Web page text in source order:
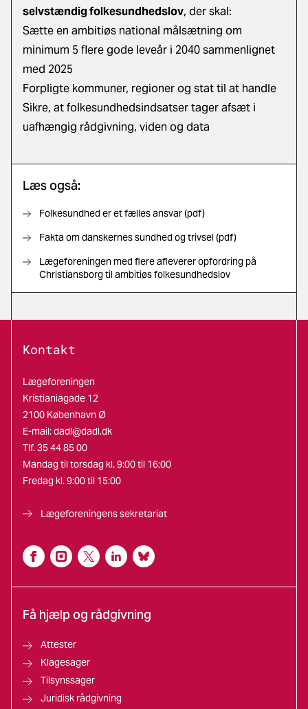
selvstændig folkesundhedslov, der skal:
Sætte en ambitiøs national målsætning om
minimum 5 flere gode leveår i 2040 sammenlignet
med 2025
Forpligte kommuner, regioner og stat til at handle
Sikre, at folkesundhedsindsatser tager afsæt i
uafhængig rådgivning, viden og data
Læs også:
Folkesundhed er et fælles ansvar (pdf)
Fakta om danskernes sundhed og trivsel (pdf)
Lægeforeningen med flere afleverer opfordring på
Christiansborg til ambitiøs folkesundhedslov
Kontakt
Lægeforeningen
Kristianiagade 12
2100 København Ø
E-mail:dadl@dadl.dk
Tlf. 35 44 85 00
Mandag til torsdag kl. 9:00 til 16:00
Fredag kl. 9:00 til 15:00
Lægeforeningens sekretariat
Få hjælp og rådgivning
Attester
Klagesager
Tilsynssager
Juridisk rådgivning